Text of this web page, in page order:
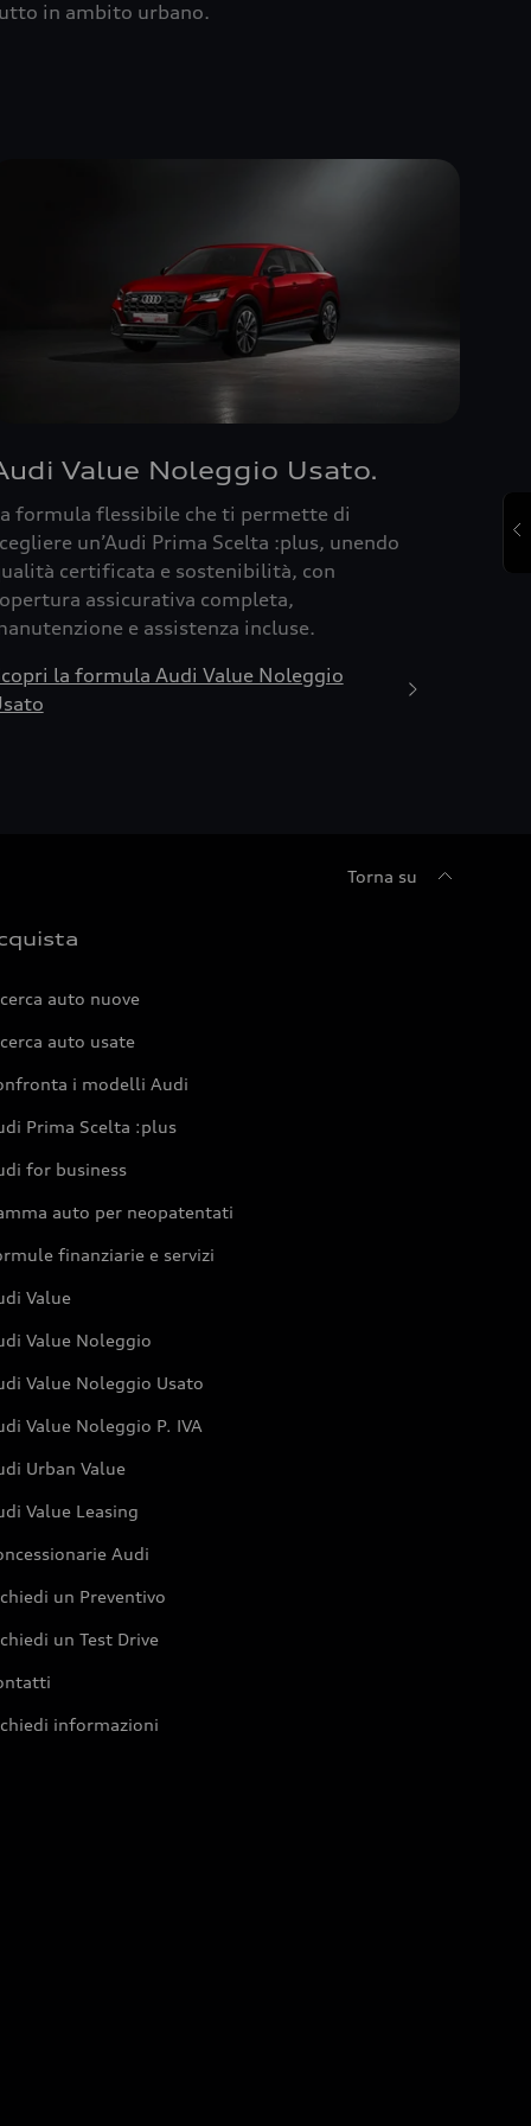
in ambito urbano.
Value Noleggio Usato.
formula flessibile che ti permette di
un’Audi Prima Scelta :plus, unendo
certificata e sostenibilità, con
assicurativa completa,
e assistenza incluse.
la formula Audi Value Noleggio
Torna su
auto nuove
auto usate
i modelli Audi
Prima Scelta :plus
for business
auto per neopatentati
finanziarie e servizi
Value
Value Noleggio
Value Noleggio Usato
Value Noleggio P. IVA
Urban Value
Value Leasing
Audi
un Preventivo
un Test Drive
informazioni